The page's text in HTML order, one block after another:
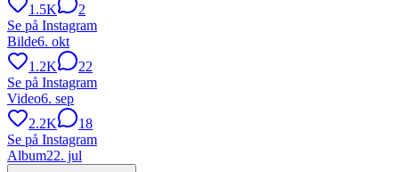
1.5K
2
Se på Instagram
Bilde6. okt
1.2K
22
Se på Instagram
Video6. sep
2.2K
18
Se på Instagram
Album22. jul